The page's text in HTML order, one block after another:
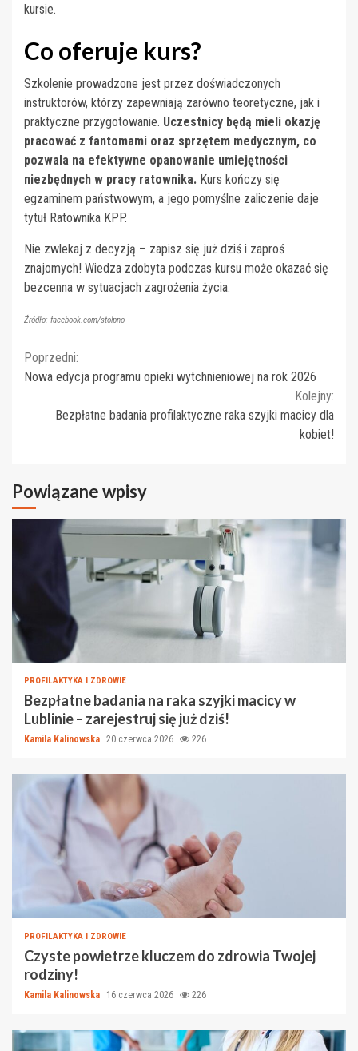
kursie.
Co oferuje kurs?
Szkolenie prowadzone jest przez doświadczonych
instruktorów, którzy zapewniają zarówno teoretyczne, jak i
praktyczne przygotowanie. Uczestnicy będą mieli okazję
pracować z fantomami oraz sprzętem medycznym, co
pozwala na efektywne opanowanie umiejętności
niezbędnych w pracy ratownika. Kurs kończy się
egzaminem państwowym, a jego pomyślne zaliczenie daje
tytuł Ratownika KPP.
Nie zwlekaj z decyzją – zapisz się już dziś i zaproś
znajomych! Wiedza zdobyta podczas kursu może okazać się
bezcenna w sytuacjach zagrożenia życia.
Źródło: facebook.com/stolpno
Continue
Poprzedni:
Nowa edycja programu opieki wytchnieniowej na rok 2026
Kolejny:
Bezpłatne badania profilaktyczne raka szyjki macicy dla
kobiet!
Powiązane wpisy
PROFILAKTYKA I ZDROWIE
Bezpłatne badania na raka szyjki macicy w
Lublinie – zarejestruj się już dziś!
Kamila Kalinowska 20 czerwca 2026 226
PROFILAKTYKA I ZDROWIE
Czyste powietrze kluczem do zdrowia Twojej
rodziny!
Kamila Kalinowska 16 czerwca 2026 226